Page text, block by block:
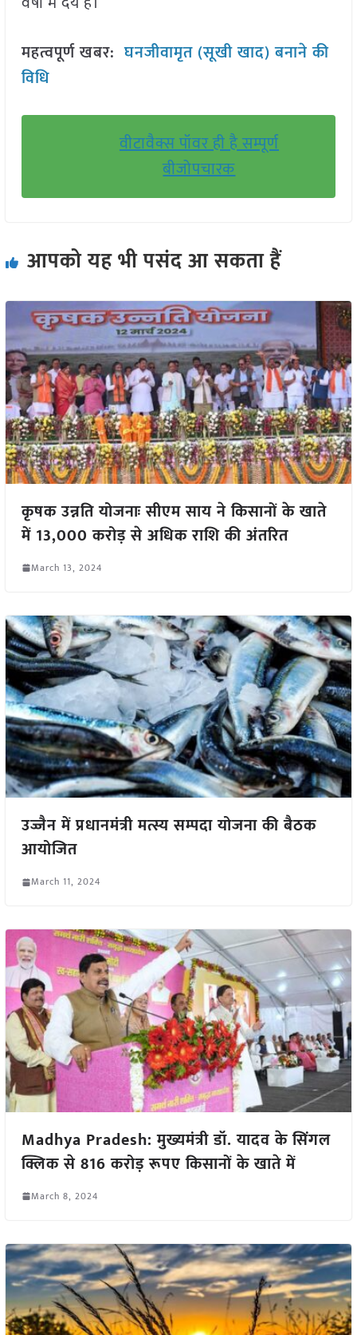
महत्वपूर्ण खबर:घनजीवामृत (सूखी खाद) बनाने की
विधि
वीटावैक्स पॉवर ही है सम्पूर्ण
बीजोपचारक
आपको यह भी पसंद आ सकता हैं
कृषक उन्नति योजनाः सीएम साय ने किसानों के खाते
में 13,000 करोड़ से अधिक राशि की अंतरित
March 13, 2024
उज्जैन में प्रधानमंत्री मत्स्य सम्पदा योजना की बैठक
आयोजित
March 11, 2024
Madhya Pradesh: मुख्यमंत्री डॉ. यादव के सिंगल
क्लिक से 816 करोड़ रूपए किसानों के खाते में
March 8, 2024